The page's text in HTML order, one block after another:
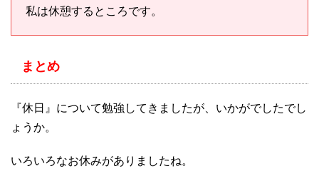
私は休憩するところです。
まとめ
『休日』について勉強してきましたが、いかがでしたでし
ょうか。
いろいろなお休みがありましたね。